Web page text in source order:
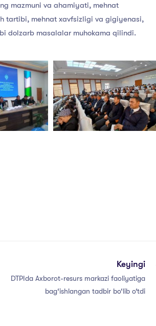
mazmuni va ahamiyati, mehnat
tartibi, mehnat xavfsizligi va gigiyenasi,
dolzarb masalalar muhokama qilindi.
Keyingi
DTPIda Axborot-resurs markazi faoliyatiga
bag‘ishlangan tadbir bo‘lib o‘tdi